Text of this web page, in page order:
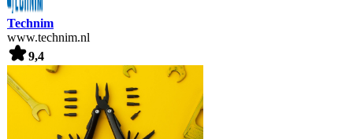
Technim
www.technim.nl
9,4